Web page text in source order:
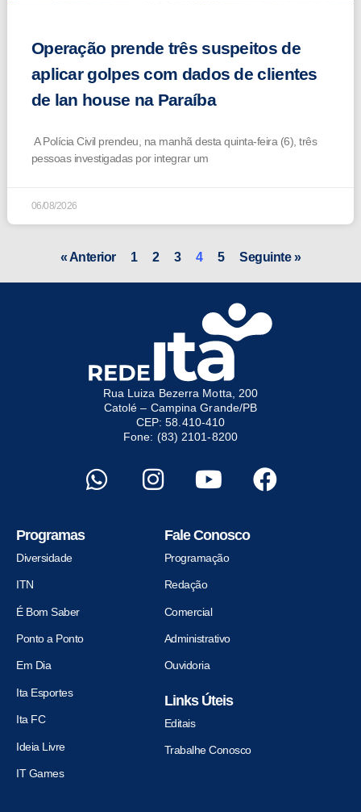
Operação prende três suspeitos de
aplicar golpes com dados de clientes
de lan house na Paraíba
A Polícia Civil prendeu, na manhã desta quinta-feira (6), três
pessoas investigadas por integrar um
06/08/2026
« Anterior 1 2 3 4 5 Seguinte »
Rua Luiza Bezerra Motta, 200
Catolé – Campina Grande/PB
CEP: 58.410-410
Fone: (83) 2101-8200
Programas
Diversidade
ITN
É Bom Saber
Ponto a Ponto
Em Dia
Ita Esportes
Ita FC
Ideia Livre
IT Games
Fale Conosco
Programação
Redação
Comercial
Administrativo
Ouvidoria
Links Úteis
Editais
Trabalhe Conosco